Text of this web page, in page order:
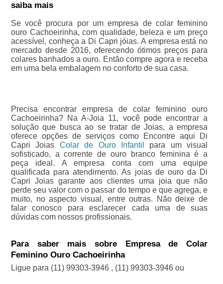
saiba mais
Se você procura por um empresa de colar feminino
ouro Cachoeirinha, com qualidade, beleza e um preço
acessível, conheça a Di Capri jóias. A empresa está no
mercado desde 2016, oferecendo ótimos preços para
colares banhados a ouro. Então compre agora e receba
em uma bela embalagem no conforto de sua casa.
Precisa encontrar empresa de colar feminino ouro
Cachoeirinha? Na A-Joia 11, você pode encontrar a
solução que busca ao se tratar de Joias, a empresa
oferece opções de serviços como Encontre aqui Di
Capri Joias Colar de Ouro Infantil
para um visual
sofisticado, a corrente de ouro branco feminina é a
peça ideal. A empresa conta com uma equipe
qualificada para atendimento. As joias de ouro da Di
Capri Joias garante aos clientes uma joia que não
perde seu valor com o passar do tempo e que agrega, e
muito, no aspecto visual, entre outras. Não deixe de
falar conosco para esclarecer cada uma de suas
dúvidas com nossos profissionais.
Para saber mais sobre Empresa de Colar
Feminino Ouro Cachoeirinha
Ligue para (11) 99303-3946 , (11) 99303-3946 ou